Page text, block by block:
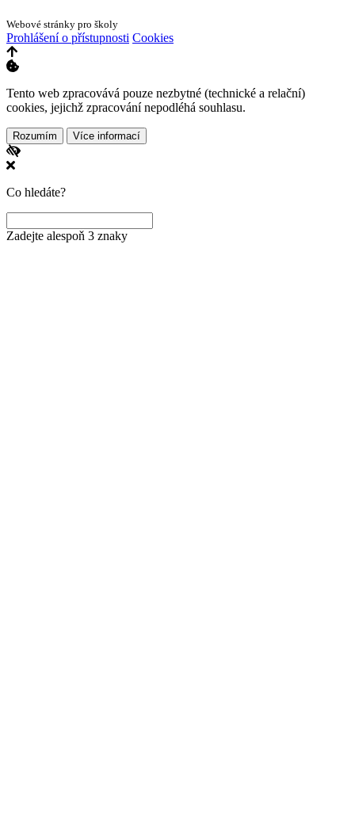
Webové stránky pro školy
Prohlášení o přístupnosti Cookies
Tento web zpracovává pouze nezbytné (technické a relační)
cookies, jejichž zpracování nepodléhá souhlasu.
Rozumím Více informací
Co hledáte?
Zadejte alespoň 3 znaky